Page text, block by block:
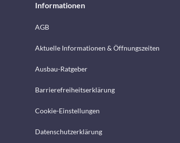
Informationen
AGB
Aktuelle Informationen & Öffnungszeiten
Ausbau-Ratgeber
Barrierefreiheitserklärung
Cookie-Einstellungen
Datenschutzerklärung